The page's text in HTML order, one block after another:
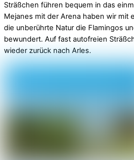
Sträßchen führen bequem in das
Mejanes mit der Arena haben wir mit
die unberührte Natur die Flamingos
bewundert. Auf fast autofreien
wieder zurück nach Arles.